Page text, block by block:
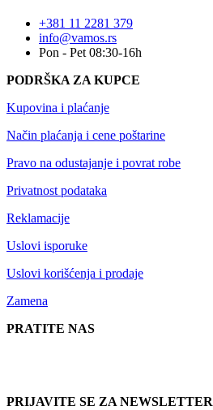
+381 11 2281 379
info@vamos.rs
Pon - Pet 08:30-16h
PODRŠKA ZA KUPCE
Kupovina i plaćanje
Način plaćanja i cene poštarine
Pravo na odustajanje i povrat robe
Privatnost podataka
Reklamacije
Uslovi isporuke
Uslovi korišćenja i prodaje
Zamena
PRATITE NAS
PRIJAVITE SE ZA NEWSLETTER